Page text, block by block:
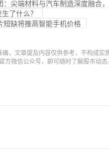
尖端材料与汽车制造深度融合
了什么？
短缺将推高智能手机价格
，文章提及内容仅供参考，不构成实
方微信公众号，即可随时了解股市动